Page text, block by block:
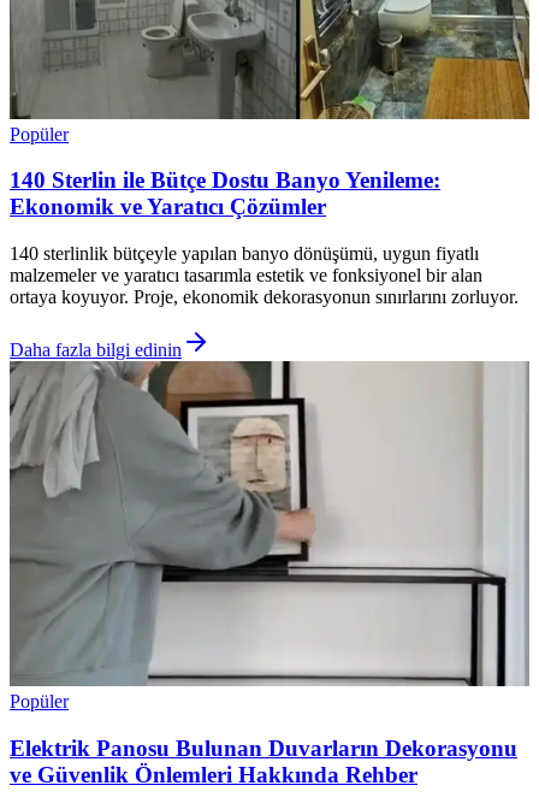
Popüler
140 Sterlin ile Bütçe Dostu Banyo Yenileme:
Ekonomik ve Yaratıcı Çözümler
140 sterlinlik bütçeyle yapılan banyo dönüşümü, uygun fiyatlı
malzemeler ve yaratıcı tasarımla estetik ve fonksiyonel bir alan
ortaya koyuyor. Proje, ekonomik dekorasyonun sınırlarını zorluyor.
Daha fazla bilgi edinin
Popüler
Elektrik Panosu Bulunan Duvarların Dekorasyonu
ve Güvenlik Önlemleri Hakkında Rehber